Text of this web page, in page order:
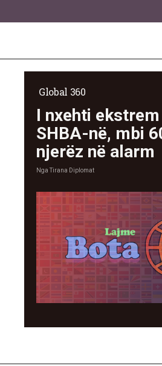
Global 360
I nxehti
SHBA-në, mbi
njerëz në alarm
NgaTirana Diplomat